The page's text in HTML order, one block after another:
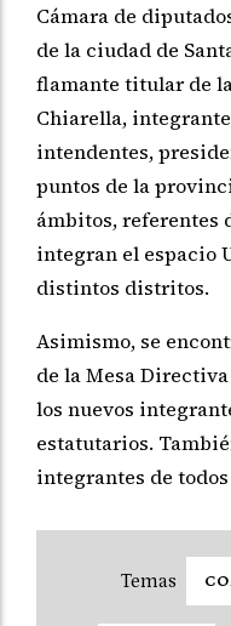
Cámara de
de la ciudad de
flamante titular de
Chiarella,
intendentes,
puntos de la
ámbitos, referentes
integran el espacio
distintos distritos.
Asimismo, se
de la Mesa
los nuevos
estatutarios.
integrantes de